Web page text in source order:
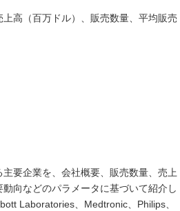
高（百万ドル）、販売数量、平均販売
要企業を、会社概要、販売数量、売上
向などのパラメータに基づいて紹介し
Laboratories、Medtronic、Philips、